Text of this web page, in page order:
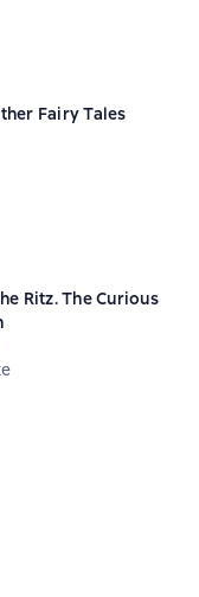
Fairy Tales
на основе 3 оценок
Ritz. The Curious
на основе 8 оценок
на основе 13 оценок